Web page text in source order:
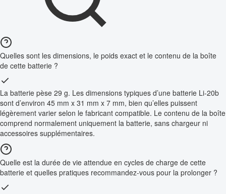
Quelles sont les dimensions, le poids exact et le contenu de la boîte
de cette batterie ?
La batterie pèse 29 g. Les dimensions typiques d’une batterie Li-20b
sont d’environ 45 mm x 31 mm x 7 mm, bien qu’elles puissent
légèrement varier selon le fabricant compatible. Le contenu de la boîte
comprend normalement uniquement la batterie, sans chargeur ni
accessoires supplémentaires.
Quelle est la durée de vie attendue en cycles de charge de cette
batterie et quelles pratiques recommandez-vous pour la prolonger ?